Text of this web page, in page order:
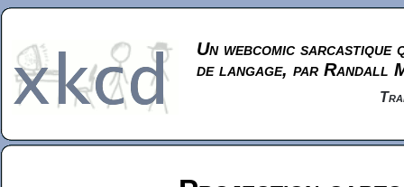
Un webcomic sarcastique
de langage, par Randall